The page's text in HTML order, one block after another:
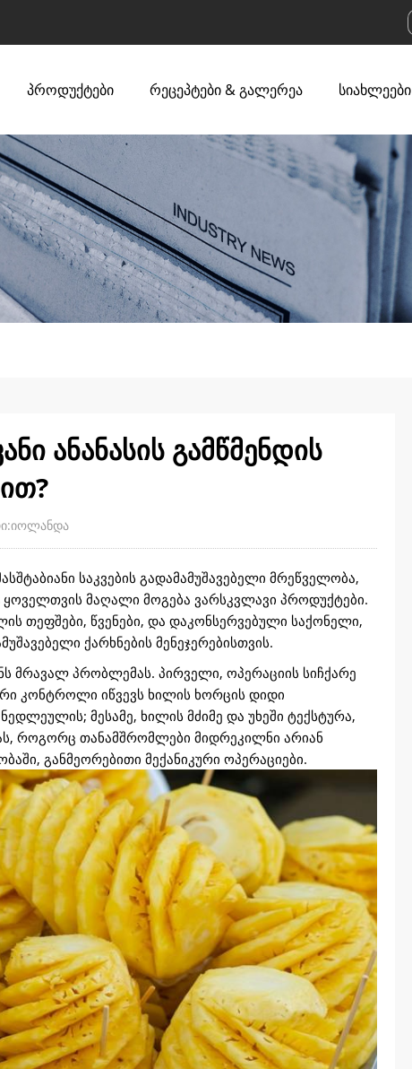
პროდუქტები რეცეპტები & გალერეა სიახლეები
ანანასის გამწმენდის
საკვების გადამამუშავებელი მრეწველობა,
მაღალი მოგება ვარსკვლავი პროდუქტები.
თეფშები, წვენები, და დაკონსერვებული საქონელი,
ქარხნების მენეჯერებისთვის.
მრავალ პრობლემას. პირველი, ოპერაციის სიჩქარე
კონტროლი იწვევს ხილის ხორცის დიდი
მესამე, ხილის მძიმე და უხეში ტექსტურა,
როგორც თანამშრომლები მიდრეკილნი არიან
განმეორებითი მექანიკური ოპერაციები.